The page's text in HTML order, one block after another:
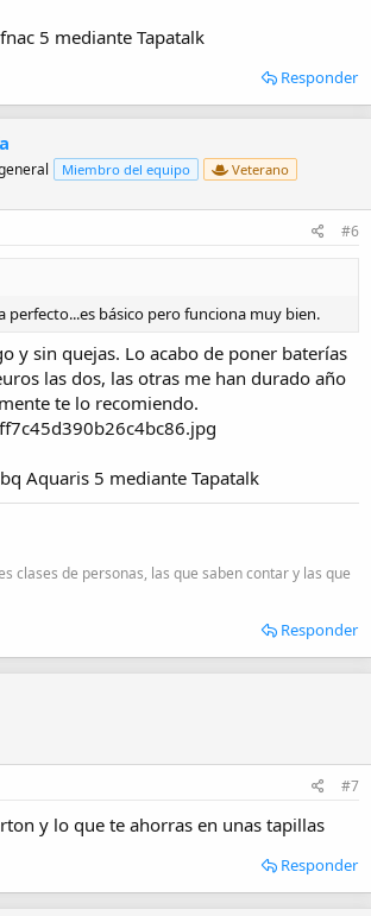
5 mediante Tapatalk
Responder
Miembro del equipo Veterano
#6
perfecto...es básico pero funciona muy bien.
y sin quejas. Lo acabo de poner baterías
las dos, las otras me han durado año
te lo recomiendo.
Aquaris 5 mediante Tapatalk
clases de personas, las que saben contar y las que
Responder
#7
y lo que te ahorras en unas tapillas
Responder